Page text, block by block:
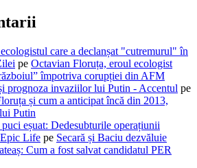
care a declanșat "cutremurul" în
pe Octavian Floruța, eroul ecologist
împotriva corupției din AFM
prognoza invaziilor lui Putin - Accentul pe
și cum a anticipat încă din 2013,
Putin
eșuat: Dedesubturile operațiunii
Life pe Secară și Baciu dezvăluie
Cum a fost salvat candidatul PER